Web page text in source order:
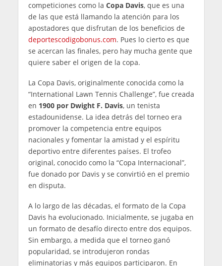
competiciones como la Copa Davis, que es una
de las que está llamando la atención para los
apostadores que disfrutan de los beneficios de
deportescodigobonus.com. Pues lo cierto es que
se acercan las finales, pero hay mucha gente que
quiere saber el origen de la copa.
La Copa Davis, originalmente conocida como la
“International Lawn Tennis Challenge”, fue creada
en 1900 por Dwight F. Davis, un tenista
estadounidense. La idea detrás del torneo era
promover la competencia entre equipos
nacionales y fomentar la amistad y el espíritu
deportivo entre diferentes países. El trofeo
original, conocido como la “Copa Internacional”,
fue donado por Davis y se convirtió en el premio
en disputa.
A lo largo de las décadas, el formato de la Copa
Davis ha evolucionado. Inicialmente, se jugaba en
un formato de desafío directo entre dos equipos.
Sin embargo, a medida que el torneo ganó
popularidad, se introdujeron rondas
eliminatorias y más equipos participaron. En